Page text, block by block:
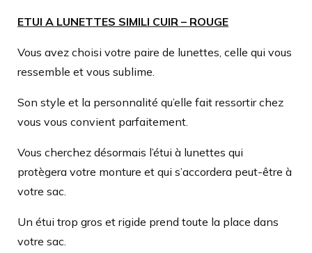
ETUI A LUNETTES SIMILI CUIR – ROUGE
Vous avez choisi votre paire de lunettes, celle qui vous
ressemble et vous sublime.
Son style et la personnalité qu’elle fait ressortir chez
vous vous convient parfaitement.
Vous cherchez désormais l’étui à lunettes qui
protègera votre monture et qui s’accordera peut-être à
votre sac.
Un étui trop gros et rigide prend toute la place dans
votre sac.